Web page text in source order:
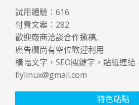
試用體驗： 616
付費文案： 282
歡迎廠商洽談合作邀稿,
廣告欄尚有空位歡迎利用
橫幅文字，SEO關鍵字，貼紙連結
flylinux@gmail.com
特色站點